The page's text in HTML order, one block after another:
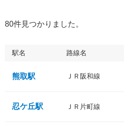
80件見つかりました。
駅名 路線名
熊取駅 ＪＲ阪和線
忍ケ丘駅 ＪＲ片町線